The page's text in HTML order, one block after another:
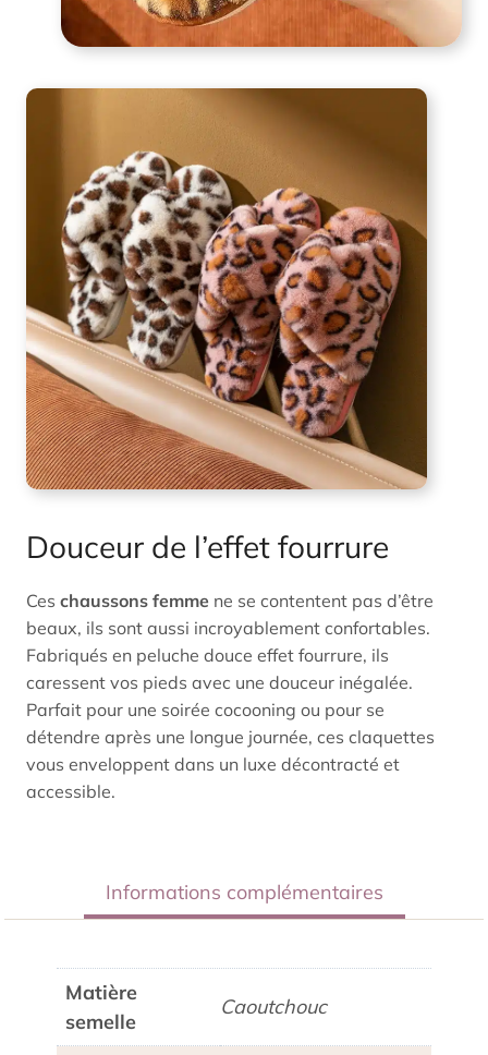
Douceur de l’effet fourrure
Ces chaussons femme ne se contentent pas d’être
beaux, ils sont aussi incroyablement confortables.
Fabriqués en peluche douce effet fourrure, ils
caressent vos pieds avec une douceur inégalée.
Parfait pour une soirée cocooning ou pour se
détendre après une longue journée, ces claquettes
vous enveloppent dans un luxe décontracté et
accessible.
Informations complémentaires
Matière
semelle
Caoutchouc